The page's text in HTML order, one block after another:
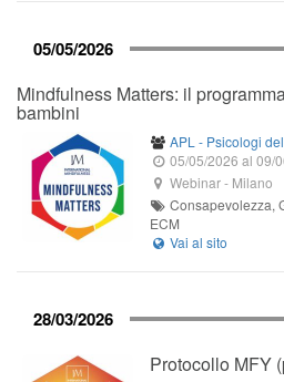
05/05/2026
Mindfulness Matters: il
bambini
APL - Psicologi
05/05/2026 al 09/
Webinar- Milano
Consapevolezza,
ECM
28/03/2026
Protocollo MFY